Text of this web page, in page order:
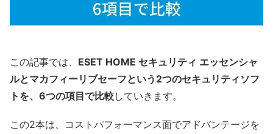
この記事では、 ESET HOME セキュリティ エッセンシャ
ルとマカフィーリブセーフという2つのセキュリティソフ
トを、6つの項目で比較していきます。
この2本は、コストパフォーマンス面でアドバンテージを